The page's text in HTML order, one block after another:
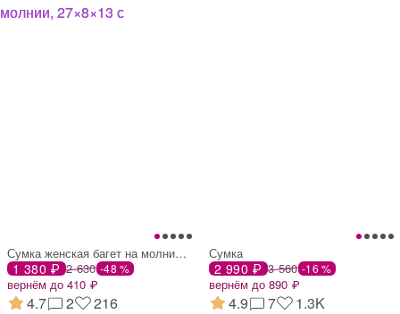
Сумка женская багет на молнии, 27×8×13 с
1 380 ₽ 2 630 -48 %
вернём до 410 ₽
4.7 2 216
Сумка
2 990 ₽ 3 560 -16 %
вернём до 890 ₽
4.9 7 1.3K